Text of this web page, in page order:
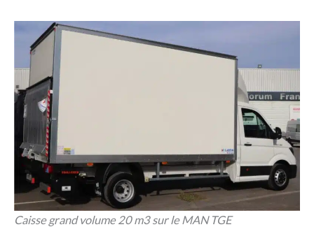
Caisse grand volume 20 m3 sur le MAN TGE